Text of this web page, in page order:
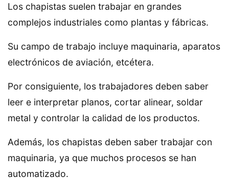
Los chapistas suelen trabajar en grandes
complejos industriales como plantas y fábricas.
Su campo de trabajo incluye maquinaria, aparatos
electrónicos de aviación, etcétera.
Por consiguiente, los trabajadores deben saber
leer e interpretar planos, cortar alinear, soldar
metal y controlar la calidad de los productos.
Además, los chapistas deben saber trabajar con
maquinaria, ya que muchos procesos se han
automatizado.